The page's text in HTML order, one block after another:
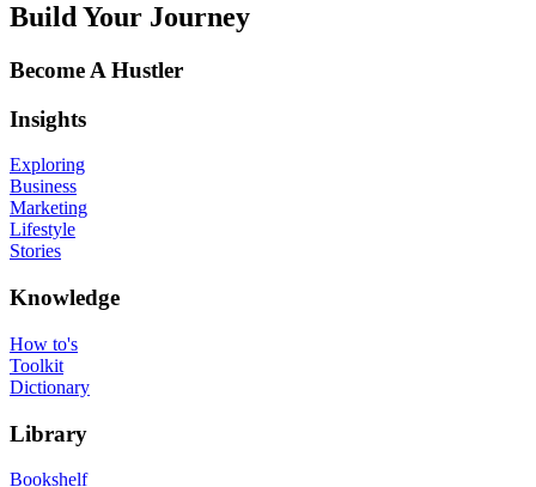
Build Your Journey
Become A Hustler
Insights
Exploring
Business
Marketing
Lifestyle
Stories
Knowledge
How to's
Toolkit
Dictionary
Library
Bookshelf